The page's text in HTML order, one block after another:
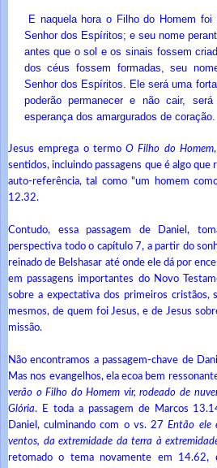
E naquela hora o Filho do Homem foi
Senhor dos Espíritos; e seu nome
antes que o sol e os sinais fossem
dos céus fossem formadas, seu
Senhor dos Espíritos. Ele será uma
poderão permanecer e não cair,
esperança dos amargurados de coração.
Jesus emprega o termoO Filho do Homem
sentidos, incluindo passagens que é algo que
auto-referência, tal como "um homem
12.32.
Contudo, essa passagem de Daniel,
perspectiva todo o capítulo 7, a partir do
reinado de Belshasar até onde ele dá por
em passagens importantes do Novo
sobre a expectativa dos primeiros cristãos,
mesmos, de quem foi Jesus, e de Jesus
missão.
Não encontramos a passagem-chave de
Mas nos evangelhos, ela ecoa bem
verão o Filho do Homem vir, rodeado de
Glória. E toda a passagem de Marcos
Daniel, culminando com o vs. 27Então ele
ventos, da extremidade da terra à
retomado o tema novamente em 14.62,